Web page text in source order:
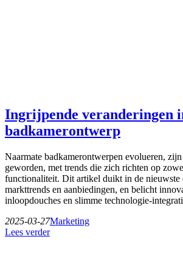
Ingrijpende veranderingen
badkamerontwerp
Naarmate badkamerontwerpen evolueren,
geworden, met trends die zich richten op
functionaliteit. Dit artikel duikt in de nieuwste
markttrends en aanbiedingen, en belicht
inloopdouches en slimme technologie-
2025-03-27Marketing
Lees verder